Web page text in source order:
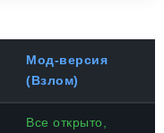
Мод-версия
(Взлом)
Все открыто,